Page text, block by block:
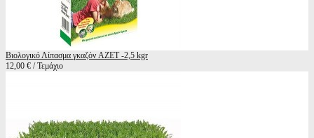
Βιολογικό Λίπασμα γκαζόν AZET -2,5 kgr
12,00 € / Τεμάχιο